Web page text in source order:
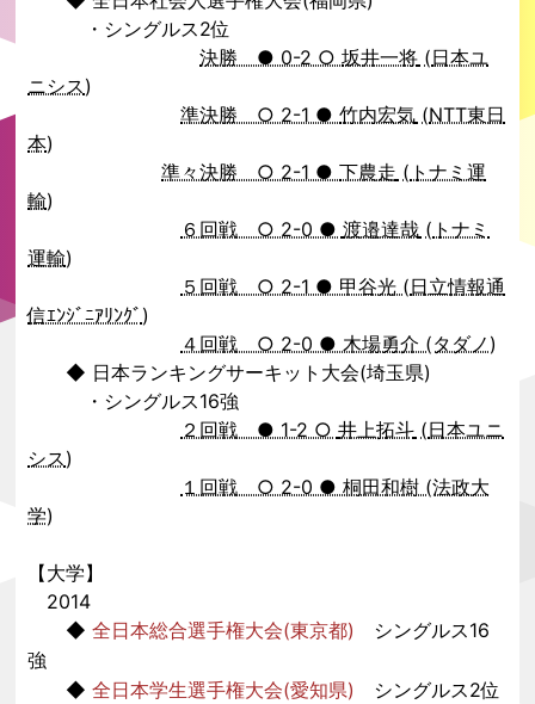
・シングルス2位
決勝 ● 0-2 ○坂井一将 (日本ユ
ニシス)
準決勝 ○ 2-1 ●竹内宏気 (NTT東日
本)
準々決勝 ○ 2-1 ●下農走 ( トナミ運
輸)
６回戦 ○ 2-0 ●渡邉達哉 ( トナミ
運輸)
５回戦 ○ 2-1 ● 甲谷光 (日立情報通
信ｴﾝｼﾞﾆｱﾘﾝｸﾞ )
４回戦 ○ 2-0 ● 木場勇介 (タダノ)
◆ 日本ランキングサーキット大会(埼玉県)
・シングルス16強
２回戦 ● 1-2 ○井上拓斗 (日本ユニ
シス)
１回戦 ○ 2-0 ● 桐田和樹 (法政大
学)
【大学】
2014
◆全日本総合選手権大会(東京都)
シングルス16
強
◆全日本学生選手権大会(愛知県)
シングルス2位